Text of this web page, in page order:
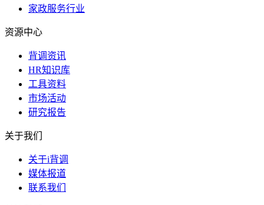
家政服务行业
资源中心
背调资讯
HR知识库
工具资料
市场活动
研究报告
关于我们
关于i背调
媒体报道
联系我们